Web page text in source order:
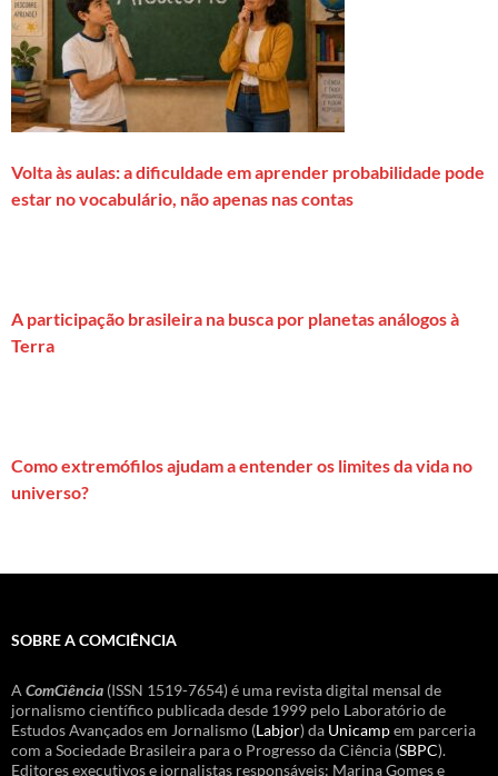
Volta às aulas: a dificuldade em aprender probabilidade pode
estar no vocabulário, não apenas nas contas
A participação brasileira na busca por planetas análogos à
Terra
Como extremófilos ajudam a entender os limites da vida no
universo?
SOBRE A COMCIÊNCIA
A ComCiência (ISSN 1519-7654) é uma revista digital mensal de
jornalismo científico publicada desde 1999 pelo Laboratório de
Estudos Avançados em Jornalismo (Labjor) da Unicampem parceria
com a Sociedade Brasileira para o Progresso da Ciência (SBPC).
Editores executivos e jornalistas responsáveis: Marina Gomes e